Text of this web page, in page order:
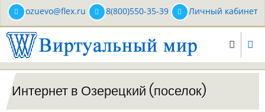
Перейти
основному
содержанию
ozuevo@flex.ru 8(800)550-35-39 Личный кабинет
Интернет в Озерецкий (поселок)